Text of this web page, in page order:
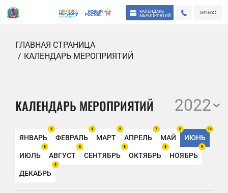
КАЛЕНДАРЬ
МЕРОПРИЯТИЙ
МЕНЮ
ГЛАВНАЯ СТРАНИЦА
КАЛЕНДАРЬ МЕРОПРИЯТИЙ
КАЛЕНДАРЬ МЕРОПРИЯТИЙ 2022
ЯНВАРЬ
4
ФЕВРАЛЬ
4
МАРТ
8
АПРЕЛЬ
7
МАЙ
6
ИЮНЬ
14
ИЮЛЬ
8
АВГУСТ
6
СЕНТЯБРЬ
8
ОКТЯБРЬ
8
НОЯБРЬ
9
ДЕКАБРЬ
8